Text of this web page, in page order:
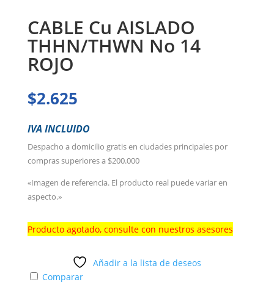
CABLE Cu AISLADO
THHN/THWN No 14
ROJO
$2.625
IVA INCLUIDO
Despacho a domicilio gratis en ciudades principales por
compras superiores a $200.000
«Imagen de referencia. El producto real puede variar en
aspecto.»
Producto agotado, consulte con nuestros asesores
Añadir a la lista de deseos
Comparar